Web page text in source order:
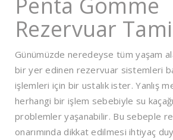
Rezervuar
Günümüzde neredeyse tüm yaşam
bir yer edinen rezervuar sistemleri
işlemleri için bir ustalık ister. Yanlış
herhangi bir işlem sebebiyle su
problemler yaşanabilir. Bu sebeple
onarımında dikkat edilmesi ihtiyaç